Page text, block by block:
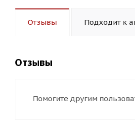
Отзывы Подходит к
Отзывы
Помогите другим